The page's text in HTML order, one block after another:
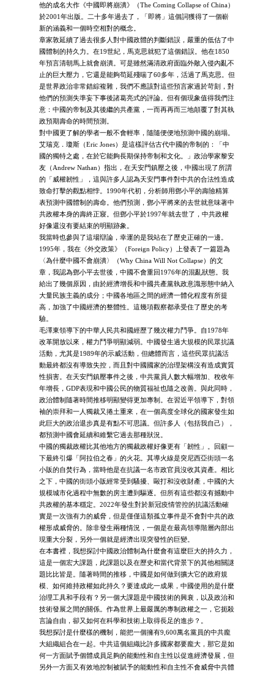
他的成名大作《中國即將崩潰》（The Coming Collapse of China）
於2001年出版。二十多年過去了，「即將」這個詞獲得了一個嶄
新的涵義和一個時空相對的概念。
章家敦延續了過去很多人對中國政體的判斷錯誤，嚴重的低估了中
國體制的持久力。在19世紀，馬克思就犯了這個錯誤。他在1850
年預言清朝馬上就會崩潰。可是雖然滿清政府面臨外敵入侵內亂不
止的巨大壓力，它還是能夠苟延殘喘了60多年，活過了馬克思。但
是世界政治非常錯綜複雜，我們不應該對這些預言家過於苛刻，對
他們的預測失準妄下事後諸葛亮式的評論。但有個現象值得我們注
意：中國的帝制及其後繼的共產黨，一而再再而三地顛覆了對其執
政預期壽命的時間預測。
對中國更了解的學者一般不會輕率，隨隨便便地預測中國的崩塌。
艾瑞克．瓊斯（Eric Jones）是這樣評估古代中國的帝制的：「中
國的獨特之處，在於它能夠長期保持帝制和文化。」政治學家黎安
友（Andrew Nathan）指出，在天安門鎮壓之後，中國出現了所謂
的「威權韌性」，這與許多人認為天安門事件對中共的合法性造成
致命打擊的觀點相悖。1990年代初，分析師用鄧小平的壽險精算
表預測中國體制的壽命。他們預測，鄧小平將來的去世就意味著中
共政權本身的壽終正寢。但鄧小平於1997年就去世了，中共政權
好像還沒有要結束的明顯跡象。
我當時也參與了這場辯論，幸運的是我站在了歷史正確的一邊。
1995年，我在《外交政策》（Foreign Policy）上發表了一篇題為
〈為什麼中國不會崩潰〉（Why China Will Not Collapse）的文
章，我認為鄧小平去世後，中國不會重回1976年的混亂狀態。我
給出了幾個原因，由於經濟增長和中國共產黨執政意識形態中納入
大量民族主義的成分；中國各地區之間的經濟一體化程度有所提
高，加強了中國經濟的整體性。這幾項觀察都承受住了歷史的考
驗。
毛澤東領導下的中華人民共和國經歷了幾次權力鬥爭。自1978年
改革開放以來，權力鬥爭明顯減弱。中國發生過大規模的民眾抗議
活動，尤其是1989年的示威活動，但總體而言，這些民眾抗議活
動最終都沒有導致失控，而且對中國國家的治理架構沒有造成實質
性損害。在天安門鎮壓事件之後，中共黨員人數大幅增加、稅收年
年增長，GDP表現和中國公民的物質福祉也隨之改善。與此同時，
政治體制隨著時間推移明顯變得更加專制。在習近平領導下，對領
袖的崇拜和一人獨裁又捲土重來，在一個高度全球化的國家發生如
此巨大的政治退步真是有點不可思議。但許多人（包括我自己），
都預測中國會延續和維繫它過去那種狀況。
中國的獨裁政權比其他地方的獨裁政權好像更有「韌性」。回顧一
下最終引爆「阿拉伯之春」的火花。其導火線是突尼西亞街頭一名
小販的自焚行為，當時他是在抗議一名市政官員沒收其資產。相比
之下，中國的街頭小販經常受到騷擾、毆打和沒收財產，中國的大
規模城市化過程中無數的房主遭到驅逐。但所有這些都沒有撼動中
共政權的基本穩定。2022年發生對於新冠疫情管控的抗議活動確
實是一次強有力的威脅，但是僅僅這類孤立事件是不會對中共的政
權形成威脅的。除非發生兩種情況，一個是在最高領導階層內部出
現重大分裂，另外一個就是經濟出現突發性的巨變。
在本書裡，我想探討中國政治體制為什麼會有這麼巨大的持久力，
這是一個宏大課題，此課題以及在歷史和當代背景下的其他相關謎
題比比皆是。隨著時間的推移，中國是如何做到擴大它的政府規
模、如何維持政權如此持久？要達成此一成果，中國使用的是什麼
治理工具和手段有？另一個大課題是中國技術的興衰，以及政治和
技術發展之間的關係。作為世界上最嚴厲的專制政權之一，它扼殺
言論自由，卻又如何在科學和技術上取得長足的進步？。
我想探討是什麼樣的機制，能把一個擁有9,600萬名黨員的中共龐
大組織組合在一起。中共這個組織比許多國家都要龐大，那它是如
何一方面賦予個體成員足夠的能動性和自主性以促進經濟發展，但
另外一方面又有效地控制被賦予的能動性和自主性不會威脅中共體